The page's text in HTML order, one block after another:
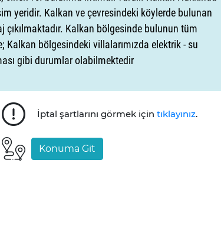
amaçlayan Villa Gezegeni, siz ve sevdiklerinizle
bilen firmamız, tatil süreciniz boyunca
kesintisiz, eğlenceli ve huzur dolu bir tatil deneyimi
fırın, buzdolabı, çamaşır makinası, bulaşık
yeridir. Kalkan ve çevresindeki köylerde bulunan
çıkılmaktadır. Kalkan bölgesinde bulunun tüm
bölgesindeki villalarımızda elektrik - su
gibi durumlar olabilmektedir
İptal şartlarını görmek için tıklayınız.
Konuma Git